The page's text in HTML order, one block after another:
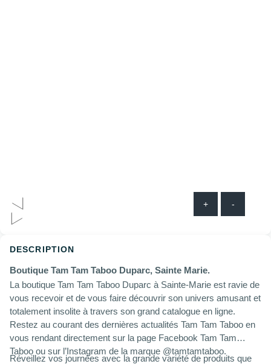
+ -
DESCRIPTION
Boutique Tam Tam Taboo Duparc, Sainte Marie.
La boutique Tam Tam Taboo Duparc à Sainte-Marie est ravie de
vous recevoir et de vous faire découvrir son univers amusant et
totalement insolite à travers son grand catalogue en ligne.
Restez au courant des dernières actualités Tam Tam Taboo en
vous rendant directement sur la page Facebook Tam Tam
Taboo ou sur l’Instagram de la marque @tamtamtaboo.
Réveillez vos journées avec la grande variété de produits que